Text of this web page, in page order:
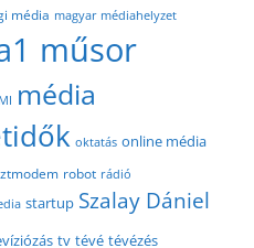
média magyar médiahelyzet
műsor
MI média
oktatás online média
robot rádió
startup Szalay Dániel
tv tévé tévézés